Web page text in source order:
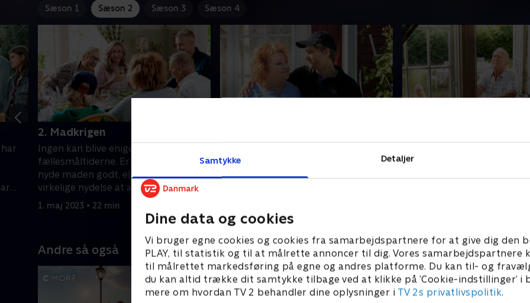
Samtykke Detaljer
Dine data og cookies
Vi bruger egne cookies og cookies fra samarbejdspartnere for at give dig den
PLAY, til statistik og til at målrette annoncer til dig. Vores samarbejdspartnere
til målrettet markedsføring på egne og andres platforme. Du kan til- og
du kan altid trække dit samtykke tilbage ved at klikke på ’Cookie-indstillinger’ i
mere om hvordan TV 2 behandler dine oplysninger i TV 2s privatlivspolitik.
Sæson 1 Sæson 2 Sæson 3 Sæson 4
2. Madkrigen
Ingen kan blive enige om niveauet på
fællesmåltiderne. Er det vigtigst at
nyde maden godt, eller er den
virkelige nydelse at anstrenge sig så
lidt som muligt?
1. maj 2023 • 22 min
en favorit hos Berndt, men lige så
hurtigt Tomas og Klaras fælles fjende.
kælderen, men får
Andre så også